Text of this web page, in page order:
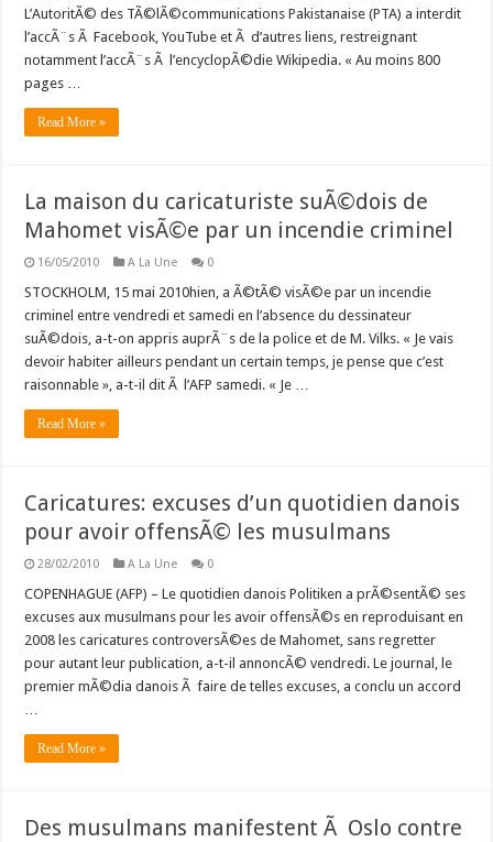
L’AutoritÃ© des TÃ©lÃ©communications Pakistanaise (PTA) a interdit
l’accÃ¨s Ã Facebook, YouTube et Ã d’autres liens, restreignant
notamment l’accÃ¨s Ã l’encyclopÃ©die Wikipedia. « Au moins 800
pages …
Read More »
La maison du caricaturiste suÃ©dois de
Mahomet visÃ©e par un incendie criminel
16/05/2010 A La Une 0
STOCKHOLM, 15 mai 2010hien, a Ã©tÃ© visÃ©e par un incendie
criminel entre vendredi et samedi en l’absence du dessinateur
suÃ©dois, a-t-on appris auprÃ¨s de la police et de M. Vilks. « Je vais
devoir habiter ailleurs pendant un certain temps, je pense que c’est
raisonnable », a-t-il dit Ã l’AFP samedi. « Je …
Read More »
Caricatures: excuses d’un quotidien danois
pour avoir offensÃ© les musulmans
28/02/2010 A La Une 0
COPENHAGUE (AFP) – Le quotidien danois Politiken a prÃ©sentÃ© ses
excuses aux musulmans pour les avoir offensÃ©s en reproduisant en
2008 les caricatures controversÃ©es de Mahomet, sans regretter
pour autant leur publication, a-t-il annoncÃ© vendredi. Le journal, le
premier mÃ©dia danois Ã faire de telles excuses, a conclu un accord
…
Read More »
Des musulmans manifestent Ã Oslo contre